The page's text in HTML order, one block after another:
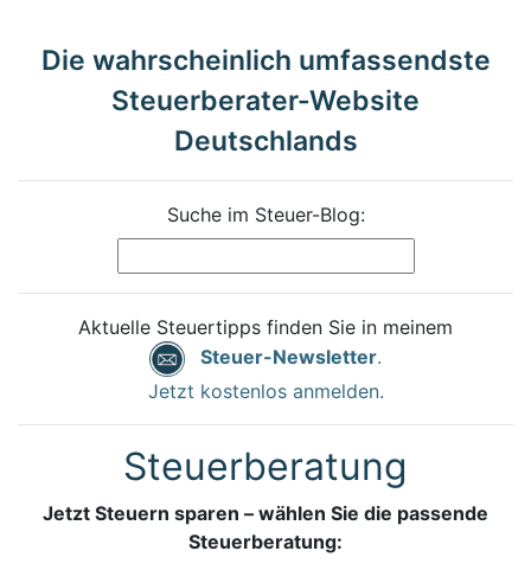
Die wahrscheinlich umfassendste
Steuerberater-Website
Deutschlands
Suche im Steuer-Blog:
Aktuelle Steuertipps finden Sie in meinem
Steuer-Newsletter.
Jetzt kostenlos anmelden.
Steuerberatung
Jetzt Steuern sparen – wählen Sie die passende
Steuerberatung: